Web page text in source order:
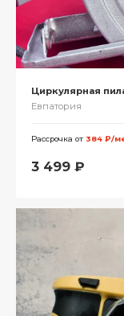
Циркулярная
Евпатория
Рассрочка от 384 ₽/
3 499 ₽